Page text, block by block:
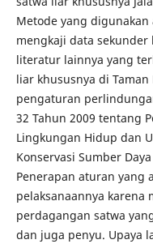
Metode yang
mengkaji data
literatur lainnya yang
liar khususnya di
pengaturan
32 Tahun 2009 tentang
Lingkungan Hidup dan
Konservasi Sumber
Penerapan aturan yang
pelaksanaannya
perdagangan satwa
dan juga penyu. Upaya